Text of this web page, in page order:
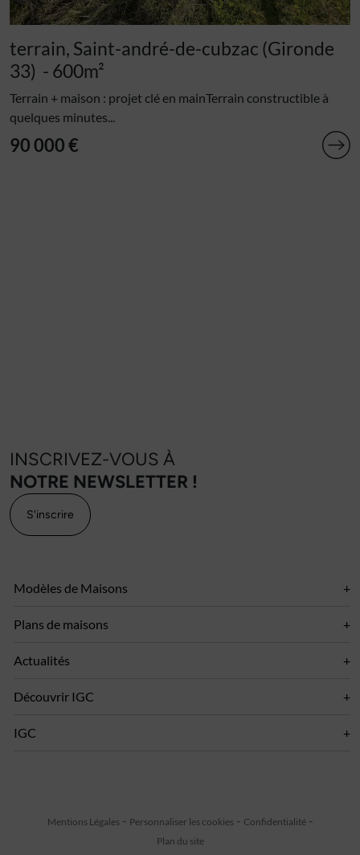
terrain, Saint-andré-de-cubzac (Gironde
33) - 600m²
Terrain + maison : projet clé en mainTerrain constructible à
quelques minutes...
90 000 €
INSCRIVEZ-VOUS À
NOTRE NEWSLETTER !
S'inscrire
Modèles de Maisons
Plans de maisons
Actualités
Découvrir IGC
IGC
Mentions Légales Personnaliser les cookies
Confidentialité
Plan du site